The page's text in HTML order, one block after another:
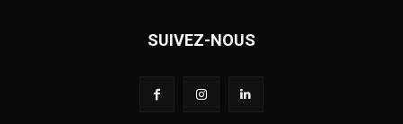
SUIVEZ-NOUS